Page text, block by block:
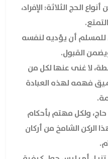
الحج الثلاثة: الإفراد،
للمسلم أن يؤديه لنفسه
ويضمن القبول.
لا غنى عنها لكل من
فهمه لهذه العبادة
ولكل مهتم بأحكام
الركن الشامخ من أركان